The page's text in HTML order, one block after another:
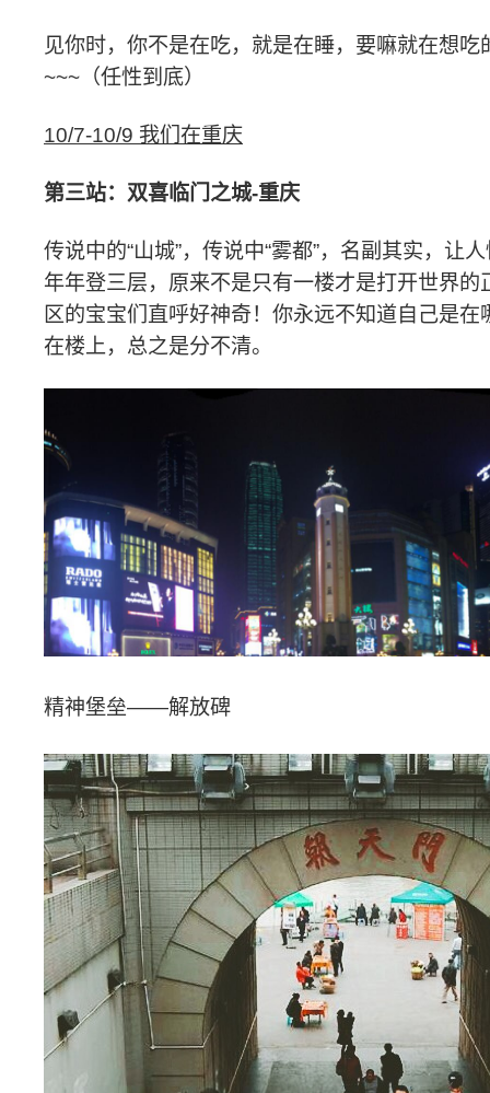
见你时，你不是在吃，就是在睡，要嘛就在想吃
~~~ （任性到底）
10/7-10/9 我们在重庆
第三站： 双喜临门之城-重庆
传说中的“山城”，传说中“雾都”，名副其实，让
年年登三层，原来不是只有一楼才是打开世界
区的宝宝们直呼好神奇！ 你永远不知道自己是在
在楼上，总之是分不清。
精神堡垒——解放碑